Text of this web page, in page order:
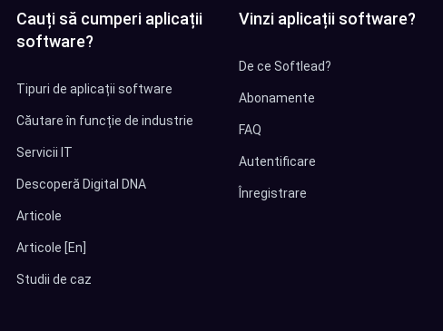
Cauți să cumperi aplicații
software?
Tipuri de aplicații software
Căutare în funcție de industrie
Servicii IT
Descoperă Digital DNA
Articole
Articole [En]
Studii de caz
Vinzi aplicații software?
De ce Softlead?
Abonamente
FAQ
Autentificare
Înregistrare